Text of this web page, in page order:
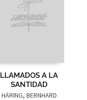
LLAMADOS A LA
SANTIDAD
HÄRING, BERNHARD